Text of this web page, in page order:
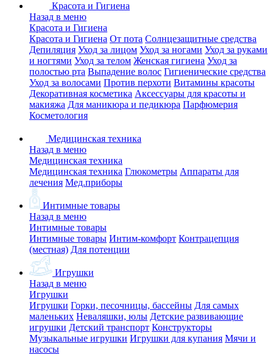
Красота и Гигиена
Назад в меню
Красота и Гигиена
Красота и Гигиена От пота Солнцезащитные средства
Депиляция Уход за лицом Уход за ногами Уход за руками
и ногтями Уход за телом Женская гигиена Уход за
полостью рта Выпадение волос Гигиенические средства
Уход за волосами Против перхоти Витамины красоты
Декоративная косметика Аксессуары для красоты и
макияжа Для маникюра и педикюра Парфюмерия
Косметология
Медицинская техника
Назад в меню
Медицинская техника
Медицинская техника Глюкометры Аппараты для
лечения Мед.приборы
Интимные товары
Назад в меню
Интимные товары
Интимные товары Интим-комфорт Контрацепция
(местная) Для потенции
Игрушки
Назад в меню
Игрушки
Игрушки Горки, песочницы, бассейны Для самых
маленьких Неваляшки, юлы Детские развивающие
игрушки Детский транспорт Конструкторы
Музыкальные игрушки Игрушки для купания Мячи и
насосы